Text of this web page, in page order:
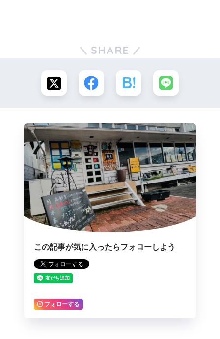
SHARE
この記事が気に入ったらフォローしよう
フォローする